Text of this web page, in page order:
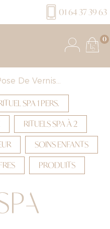
01 64 37 39 63
0
De Vernis...
SPA 1 PERS.
RITUELS SPA À 2
SOINS ENFANTS
PRODUITS